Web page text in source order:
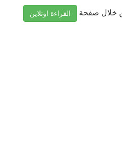
خلال صفحة القراءة اونلاين